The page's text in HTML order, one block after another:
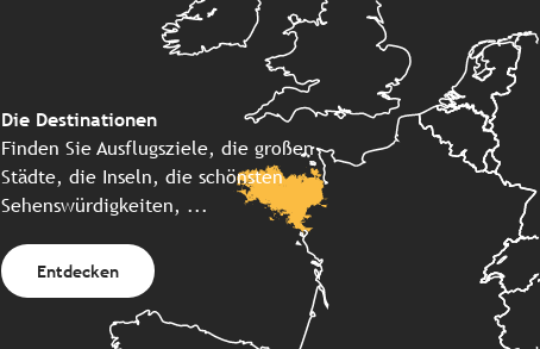
Die Destinationen
Finden Sie Ausflugsziele, die großen
Städte, die Inseln, die schönsten
Sehenswürdigkeiten, ...
Entdecken